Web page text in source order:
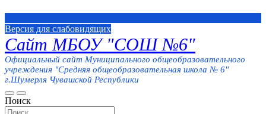
Версия для слабовидящих
Сайт МБОУ "СОШ №6"
Официальный сайт Муниципального общеобразовательного
учреждения "Средняя общеобразовательная школа № 6"
г.Шумерля Чувашской Республики
Поиск